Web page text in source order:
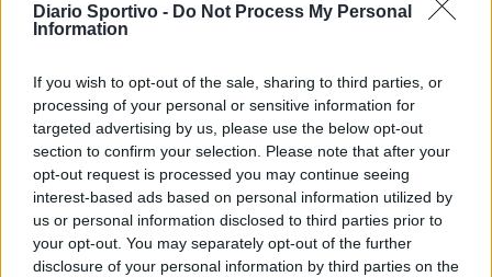
Diario Sportivo - Do Not Process My Personal
Information
If you wish to opt-out of the sale, sharing to third parties, or
processing of your personal or sensitive information for
targeted advertising by us, please use the below opt-out
section to confirm your selection. Please note that after your
opt-out request is processed you may continue seeing
interest-based ads based on personal information utilized by
us or personal information disclosed to third parties prior to
your opt-out. You may separately opt-out of the further
disclosure of your personal information by third parties on the
31 Lug 2026